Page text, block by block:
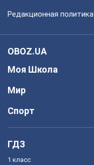
Редакционная политика
OBOZ.UA
Моя Школа
Мир
Спорт
ГДЗ
1 класс